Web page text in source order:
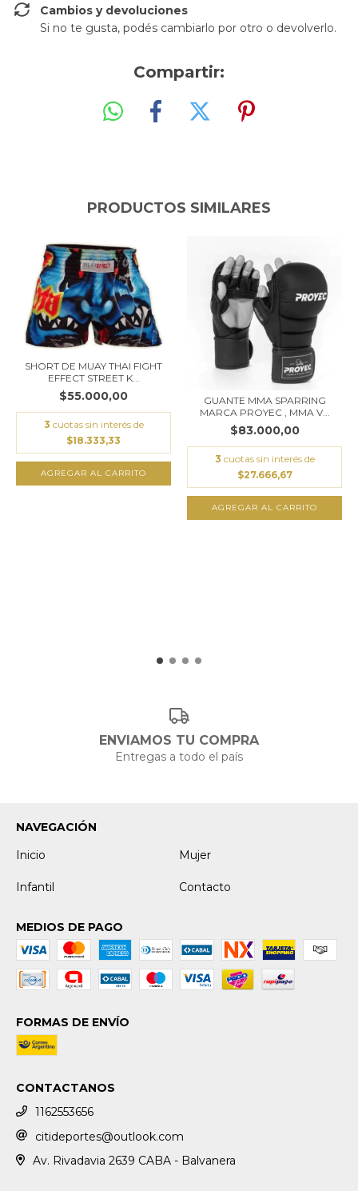
Cambios y devoluciones
Si no te gusta, podés cambiarlo por otro o devolverlo.
Compartir:
PRODUCTOS SIMILARES
SHORT DE MUAY THAI FIGHT
EFFECT STREET K...
$55.000,00
3 cuotas sin interés de
$18.333,33
AGREGAR AL CARRITO
GUANTE MMA SPARRING
MARCA PROYEC , MMA V...
$83.000,00
3 cuotas sin interés de
$27.666,67
AGREGAR AL CARRITO
ENVIAMOS TU COMPRA
Entregas a todo el país
NAVEGACIÓN
Inicio
Mujer
Infantil Contacto
MEDIOS DE PAGO
FORMAS DE ENVÍO
CONTACTANOS
1162553656
citideportes@outlook.com
Av. Rivadavia 2639 CABA - Balvanera